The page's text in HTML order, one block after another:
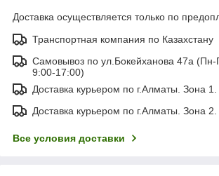
Доставка осуществляется только по
Транспортная компания по Казахстану
Самовывоз по ул.Бокейханова 47а
9:00-17:00)
Доставка курьером по г.Алматы. Зона 1.
Доставка курьером по г.Алматы. Зона 2.
Все условия доставки